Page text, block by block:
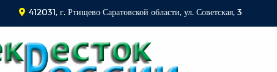
412031, г. Ртищево Саратовской области, ул. Советская, 3